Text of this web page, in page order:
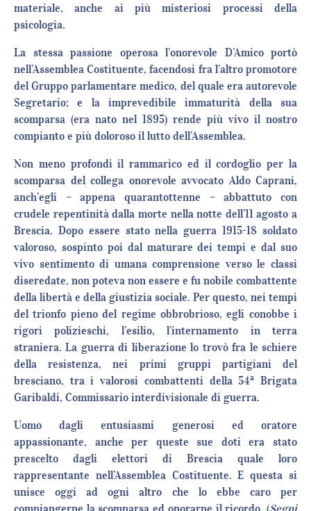
materiale, anche ai più misteriosi processi della
psicologia.
La stessa passione operosa l’onorevole D’Amico portò
nell’Assemblea Costituente, facendosi fra l’altro promotore
del Gruppo parlamentare medico, del quale era autorevole
Segretario; e la imprevedibile immaturità della sua
scomparsa (era nato nel 1895) rende più vivo il nostro
compianto e più doloroso il lutto dell’Assemblea.
Non meno profondi il rammarico ed il cordoglio per la
scomparsa del collega onorevole avvocato Aldo Caprani,
anch’egli – appena quarantottenne – abbattuto con
crudele repentinità dalla morte nella notte dell’11 agosto a
Brescia. Dopo essere stato nella guerra 1915-18 soldato
valoroso, sospinto poi dal maturare dei tempi e dal suo
vivo sentimento di umana comprensione verso le classi
diseredate, non poteva non essere e fu nobile combattente
della libertà e della giustizia sociale. Per questo, nei tempi
del trionfo pieno del regime obbrobrioso, egli conobbe i
rigori polizieschi, l’esilio, l’internamento in terra
straniera. La guerra di liberazione lo trovò fra le schiere
della resistenza, nei primi gruppi partigiani del
bresciano, tra i valorosi combattenti della 54a Brigata
Garibaldi, Commissario interdivisionale di guerra.
Uomo dagli entusiasmi generosi ed oratore
appassionante, anche per queste sue doti era stato
prescelto dagli elettori di Brescia quale loro
rappresentante nell’Assemblea Costituente. E questa si
unisce oggi ad ogni altro che lo ebbe caro per